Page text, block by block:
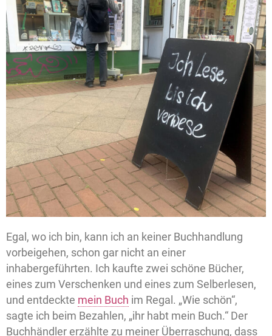
Egal, wo ich bin, kann ich an keiner Buchhandlung
vorbeigehen, schon gar nicht an einer
inhabergeführten. Ich kaufte zwei schöne Bücher,
eines zum Verschenken und eines zum Selberlesen,
und entdeckte mein Buch im Regal. „Wie schön“,
sagte ich beim Bezahlen, „ihr habt mein Buch.“ Der
Buchhändler erzählte zu meiner Überraschung, dass